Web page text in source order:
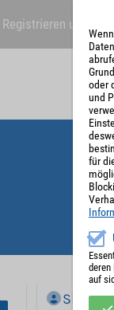
Registrieren und
Sie
oder
und
für
deren
auf